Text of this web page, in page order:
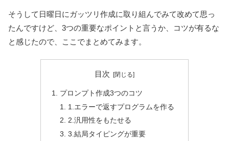
そうして日曜日にガッツリ作成に取り組んでみて改めて思っ
たんですけど、3つの重要なポイントと言うか、コツが有るな
と感じたので、ここでまとめてみます。
目次
プロンプト作成3つのコツ
1.エラーで返すプログラムを作る
2.汎用性をもたせる
3.結局タイピングが重要